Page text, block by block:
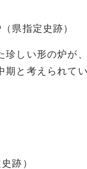
県指定史跡）
珍しい形の炉が
と考えられてい
跡）